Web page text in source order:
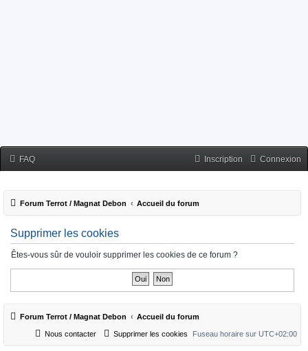
FAQ Connexion
Inscription
Forum Terrot / Magnat Debon Accueil du forum
Supprimer les cookies
Êtes-vous sûr de vouloir supprimer les cookies de ce forum ?
Forum Terrot / Magnat Debon Accueil du forum
Fuseau horaire sur UTC+02:00
Supprimer les cookies
Nous contacter